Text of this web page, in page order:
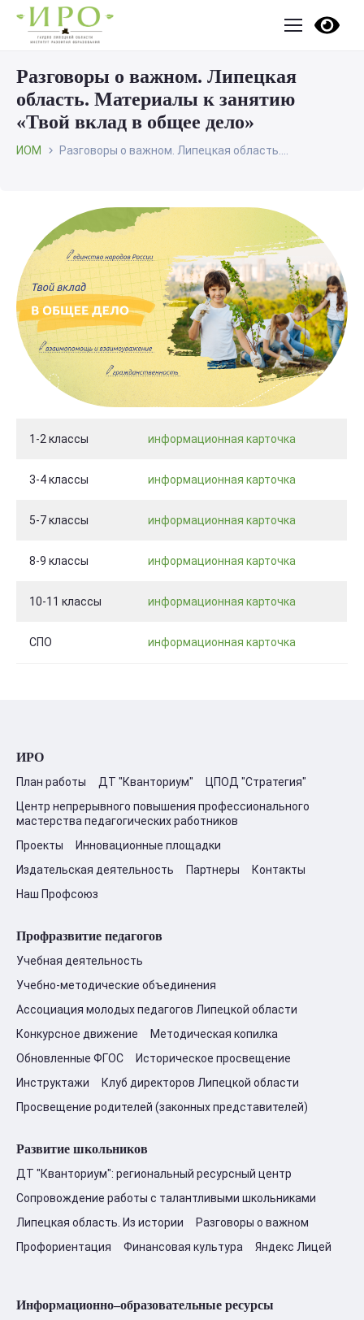
Разговоры о важном. Липецкая
область. Материалы к занятию
«Твой вклад в общее дело»
ИОМ Разговоры о важном. Липецкая область....
1-2 классы информационная карточка
3-4 классы информационная карточка
5-7 классы информационная карточка
8-9 классы информационная карточка
10-11 классы информационная карточка
СПО информационная карточка
ИРО
План работы ДТ "Кванториум"
ЦПОД "Стратегия"
Центр непрерывного повышения профессионального
мастерства педагогических работников
Проекты
Инновационные площадки
Издательская деятельность
Партнеры
Контакты
Наш Профсоюз
Профразвитие педагогов
Учебная деятельность
Учебно-методические объединения
Ассоциация молодых педагогов Липецкой области
Конкурсное движение
Методическая копилка
Обновленные ФГОС
Историческое просвещение
Инструктажи
Клуб директоров Липецкой области
Просвещение родителей (законных представителей)
Развитие школьников
ДТ "Кванториум": региональный ресурсный центр
Сопровождение работы с талантливыми школьниками
Липецкая область. Из истории
Разговоры о важном
Профориентация
Финансовая культура Яндекс Лицей
Информационно–образовательные ресурсы